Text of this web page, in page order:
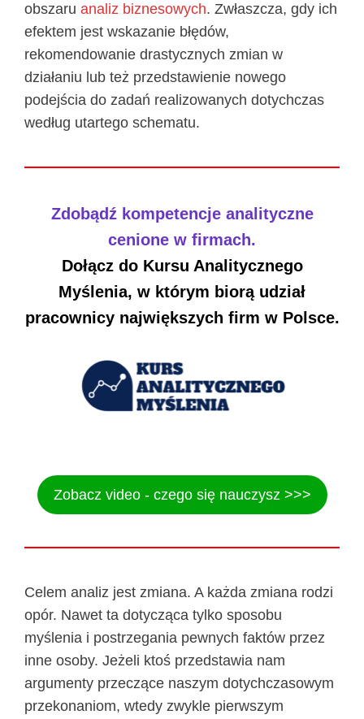
obszaru analiz biznesowych. Zwłaszcza, gdy ich
efektem jest wskazanie błędów,
rekomendowanie drastycznych zmian w
działaniu lub też przedstawienie nowego
podejścia do zadań realizowanych dotychczas
według utartego schematu.
Zdobądź kompetencje analityczne
cenione w firmach.
Dołącz do Kursu Analitycznego
Myślenia, w którym biorą udział
pracownicy największych firm w Polsce.
Zobacz video - czego się nauczysz >>>
Celem analiz jest zmiana. A każda zmiana rodzi
opór. Nawet ta dotycząca tylko sposobu
myślenia i postrzegania pewnych faktów przez
inne osoby. Jeżeli ktoś przedstawia nam
argumenty przeczące naszym dotychczasowym
przekonaniom, wtedy zwykle pierwszym